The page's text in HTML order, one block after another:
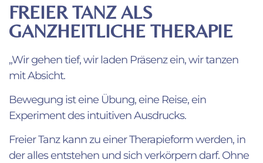
FREIER TANZ ALS
GANZHEITLICHE THERAPIE
„Wir gehen tief, wir laden Präsenz ein, wir tanzen
mit Absicht.
Bewegung ist eine Übung, eine Reise, ein
Experiment des intuitiven Ausdrucks.
Freier Tanz kann zu einer Therapieform werden, in
der alles entstehen und sich verkörpern darf. Ohne